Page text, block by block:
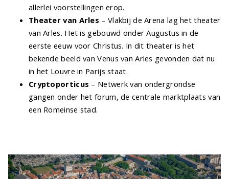
allerlei voorstellingen erop.
Theater van Arles – Vlakbij de Arena lag het theater
van Arles. Het is gebouwd onder Augustus in de
eerste eeuw voor Christus. In dit theater is het
bekende beeld van Venus van Arles gevonden dat nu
in het Louvre in Parijs staat.
Cryptoporticus – Netwerk van ondergrondse
gangen onder het forum, de centrale marktplaats van
een Romeinse stad.